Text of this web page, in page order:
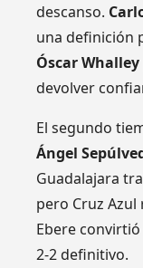
descanso.
una definición
Óscar Whalley
devolver
El segundo
Ángel
Guadalajara
pero Cruz
Ebere
2-2 definitivo.